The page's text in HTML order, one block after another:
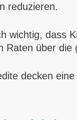
reduzieren.
wichtig, dass
Raten über
decken